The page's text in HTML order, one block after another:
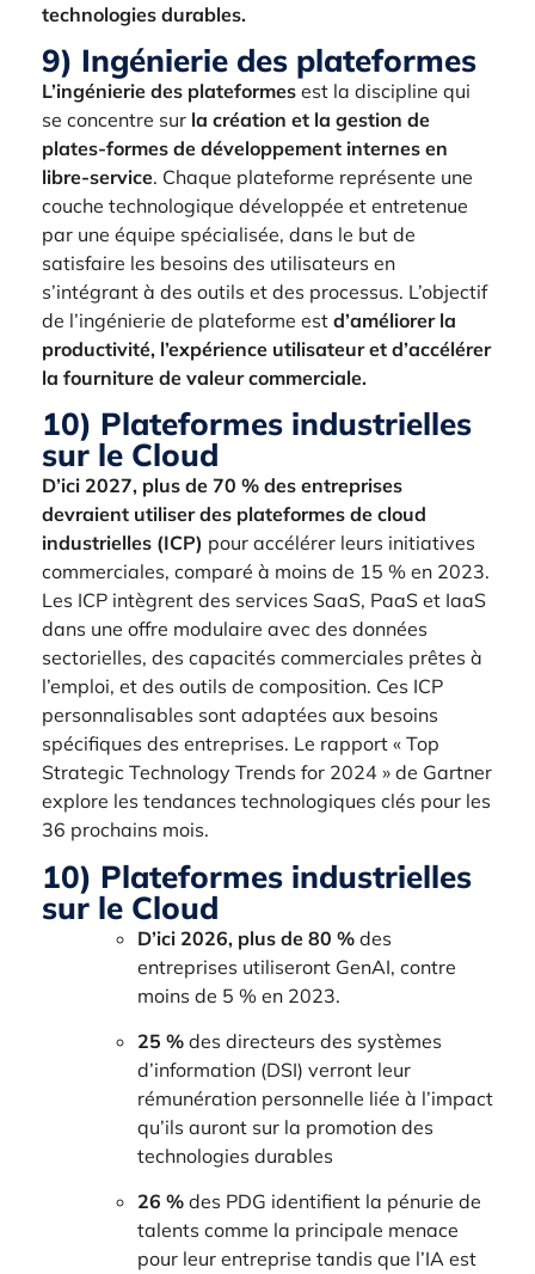
technologies durables.
9) Ingénierie des plateformes
L’ingénierie des plateformes est la discipline qui
se concentre sur la création et la gestion de
plates-formes de développement internes en
libre-service. Chaque plateforme représente une
couche technologique développée et entretenue
par une équipe spécialisée, dans le but de
satisfaire les besoins des utilisateurs en
s’intégrant à des outils et des processus. L’objectif
de l’ingénierie de plateforme est d’améliorer la
productivité, l’expérience utilisateur et d’accélérer
la fourniture de valeur commerciale.
10) Plateformes industrielles
sur le Cloud
D’ici 2027, plus de 70 % des entreprises
devraient utiliser des plateformes de cloud
industrielles (ICP) pour accélérer leurs initiatives
commerciales, comparé à moins de 15 % en 2023.
Les ICP intègrent des services SaaS, PaaS et IaaS
dans une offre modulaire avec des données
sectorielles, des capacités commerciales prêtes à
l’emploi, et des outils de composition. Ces ICP
personnalisables sont adaptées aux besoins
spécifiques des entreprises. Le rapport « Top
Strategic Technology Trends for 2024 » de Gartner
explore les tendances technologiques clés pour les
36 prochains mois.
10) Plateformes industrielles
sur le Cloud
D’ici 2026, plus de 80 % des
entreprises utiliseront GenAI, contre
moins de 5 % en 2023.
25 % des directeurs des systèmes
d’information (DSI) verront leur
rémunération personnelle liée à l’impact
qu’ils auront sur la promotion des
technologies durables
26 % des PDG identifient la pénurie de
talents comme la principale menace
pour leur entreprise tandis que l’IA est